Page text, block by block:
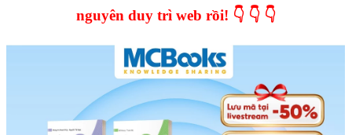
nguyên duy trì web rồi! 👇 👇 👇